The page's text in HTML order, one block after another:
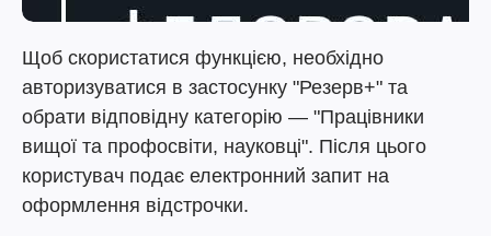
Щоб скористатися функцією, необхідно
авторизуватися в застосунку "Резерв+" та
обрати відповідну категорію — "Працівники
вищої та профосвіти, науковці". Після цього
користувач подає електронний запит на
оформлення відстрочки.